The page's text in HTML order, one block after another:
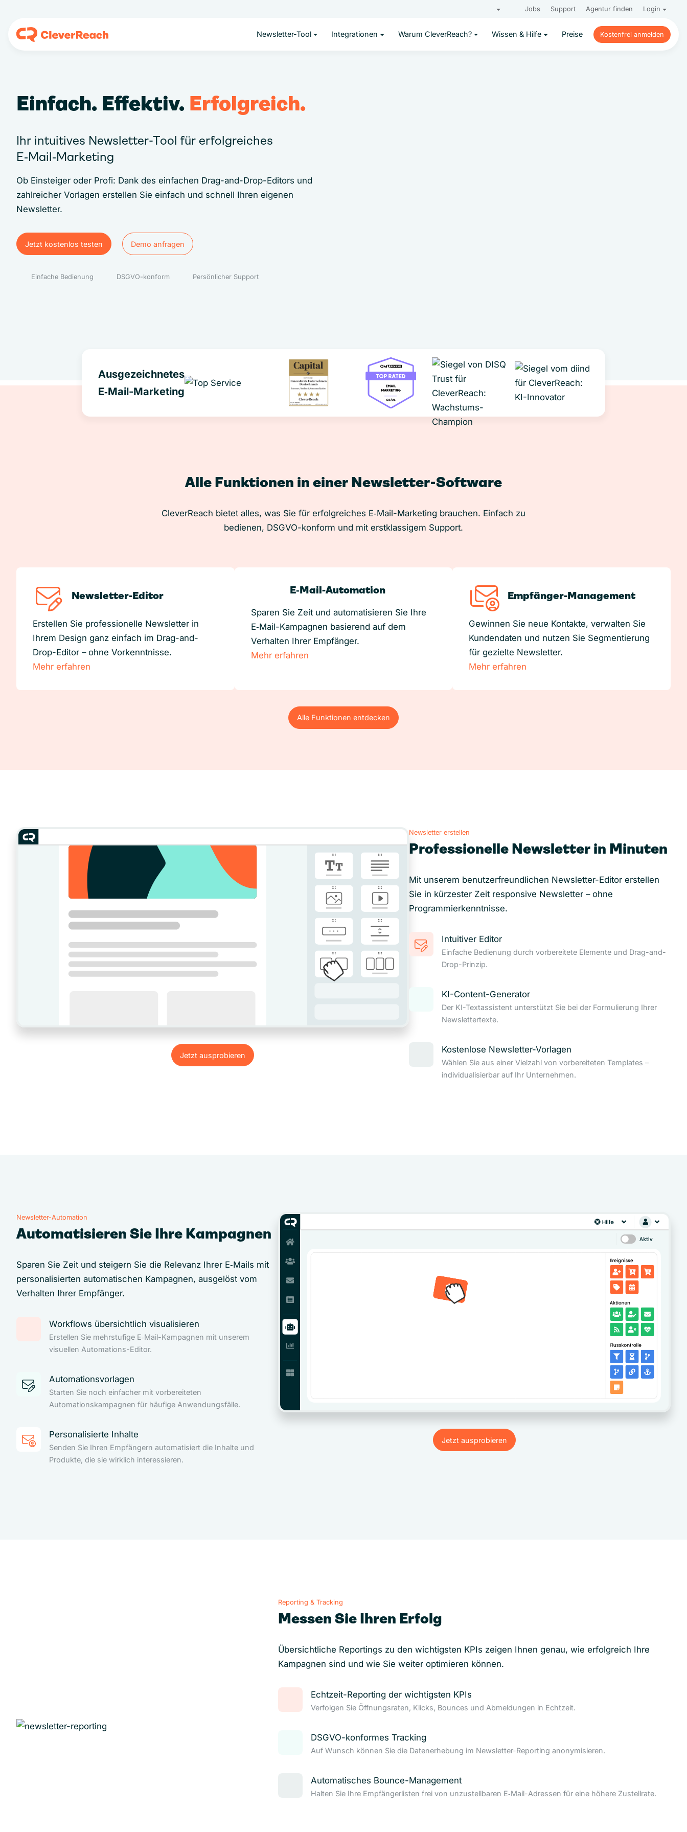
Jobs Support Agentur finden Login
Newsletter-Tool Integrationen Warum CleverReach? Wissen & Hilfe Preise
Kostenfrei anmelden
Kostenfrei anmelden
Einfach. Effektiv. Erfolgreich.
Ihr intuitives Newsletter-Tool für erfolgreiches
E‑Mail‑Marketing
Ob Einsteiger oder Profi: Dank des einfachen Drag-and-Drop-Editors und
zahlreicher Vorlagen erstellen Sie einfach und schnell Ihren eigenen
Newsletter.
Jetzt kostenlos testen
Jetzt kostenlos testen
Demo anfragen
Demo anfragen
Einfache Bedienung DSGVO-konform Persönlicher Support
Ausgezeichnetes
E‑Mail-Marketing
Alle Funktionen in einer Newsletter-Software
CleverReach bietet alles, was Sie für erfolgreiches E‑Mail-Marketing brauchen. Einfach zu
bedienen, DSGVO-konform und mit erstklassigem Support.
Newsletter-Editor
Erstellen Sie professionelle Newsletter in
Ihrem Design ganz einfach im Drag-and-
Drop-Editor – ohne Vorkenntnisse.
Mehr erfahren
E‑Mail-Automation
Sparen Sie Zeit und automatisieren Sie Ihre
E‑Mail-Kampagnen basierend auf dem
Verhalten Ihrer Empfänger.
Mehr erfahren
Empfänger-Management
Gewinnen Sie neue Kontakte, verwalten Sie
Kundendaten und nutzen Sie Segmentierung
für gezielte Newsletter.
Mehr erfahren
Alle Funktionen entdecken
Alle Funktionen entdecken
Jetzt ausprobieren
Jetzt ausprobieren
Newsletter erstellen
Professionelle Newsletter in Minuten
Mit unserem benutzerfreundlichen Newsletter-Editor erstellen
Sie in kürzester Zeit responsive Newsletter – ohne
Programmierkenntnisse.
Intuitiver Editor
Einfache Bedienung durch vorbereitete Elemente und Drag-and-
Drop-Prinzip.
KI-Content-Generator
Der KI-Textassistent unterstützt Sie bei der Formulierung Ihrer
Newslettertexte.
Kostenlose Newsletter-Vorlagen
Wählen Sie aus einer Vielzahl von vorbereiteten Templates –
individualisierbar auf Ihr Unternehmen.
Newsletter-Automation
Automatisieren Sie Ihre Kampagnen
Sparen Sie Zeit und steigern Sie die Relevanz Ihrer E‑Mails mit
personalisierten automatischen Kampagnen, ausgelöst vom
Verhalten Ihrer Empfänger.
Workflows übersichtlich visualisieren
Erstellen Sie mehrstufige E‑Mail-Kampagnen mit unserem
visuellen Automations-Editor.
Automationsvorlagen
Starten Sie noch einfacher mit vorbereiteten
Automationskampagnen für häufige Anwendungsfälle.
Personalisierte Inhalte
Senden Sie Ihren Empfängern automatisiert die Inhalte und
Produkte, die sie wirklich interessieren.
Jetzt ausprobieren
Jetzt ausprobieren
Reporting & Tracking
Messen Sie Ihren Erfolg
Übersichtliche Reportings zu den wichtigsten KPIs zeigen Ihnen genau, wie erfolgreich Ihre
Kampagnen sind und wie Sie weiter optimieren können.
Echtzeit-Reporting der wichtigsten KPIs
Verfolgen Sie Öffnungsraten, Klicks, Bounces und Abmeldungen in Echtzeit.
DSGVO-konformes Tracking
Auf Wunsch können Sie die Datenerhebung im Newsletter-Reporting anonymisieren.
Automatisches Bounce-Management
Halten Sie Ihre Empfängerlisten frei von unzustellbaren E‑Mail-Adressen für eine höhere Zustellrate.